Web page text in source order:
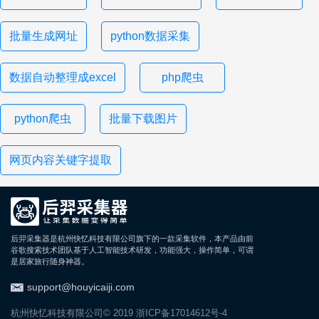
批量生成网址 python数据采集
数据自动整理成excel php爬虫
python爬虫 批量下载图片
网页内容关键字提取
后羿采集器是杭州快忆科技有限公司旗下的一款采集软件，本产品由前
谷歌搜索技术团队基于人工智能技术研发，功能强大，操作简单，可谓
是居家旅行随身神器。
support@houyicaiji.com
杭州快忆科技有限公司© 2019 浙ICP备17014612号-4